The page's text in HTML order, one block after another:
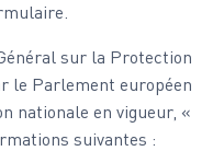
sur la Protection
le Parlement européen
nationale en vigueur, «
suivantes :